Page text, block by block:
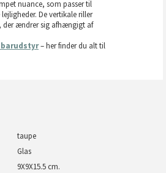
nuance, som passer til
De vertikale riller
der ændrer sig afhængigt af
– her finder du alt til
taupe
Glas
9X9X15.5 cm.